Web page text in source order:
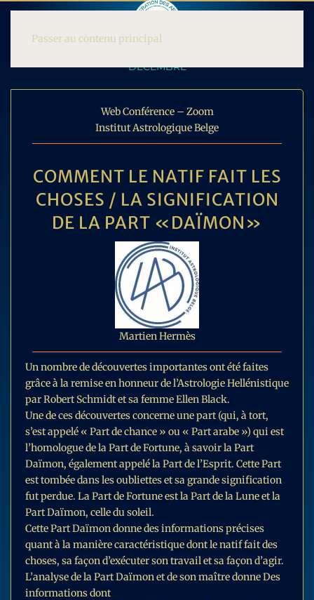
Passer au contenu principal
DECEMBRE
Web Conférence – Zoom
Institut Astrologique Belge
COMMENT LE NATIF FAIT LES
CHOSES / LA SIGNIFICATION
DE LA PART «DAÏMON»
Martien Hermès
Un nombre de découvertes importantes ont été faites
grâce à la remise en honneur de l’Astrologie Hellénistique
par Robert Schmidt et sa femme Ellen Black.
Une de ces découvertes concerne une part (qui, à tort,
s’est appelé « Part de chance » ou « Part arabe ») qui est
l’homologue de la Part de Fortune, à savoir la Part
Daïmon, également appelé la Part de l’Esprit. Cette Part
est tombée dans les oubliettes et sa grande signification
fut perdue. La Part de Fortune est la Part de la Lune et la
Part Daïmon, celle du soleil.
Cette Part Daïmon donne des informations précises
quant à la manière caractéristique dont le natif fait des
choses, sa façon d’exécuter son travail et sa façon d’agir.
L’analyse de la Part Daïmon et de son maître donne Des
informations dont